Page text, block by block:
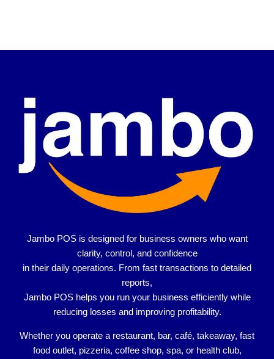
Jambo POS is designed for business owners who want
clarity, control, and confidence
in their daily operations. From fast transactions to detailed
reports,
Jambo POS helps you run your business efficiently while
reducing losses and improving profitability.
Whether you operate a restaurant, bar, café, takeaway, fast
food outlet, pizzeria, coffee shop, spa, or health club,